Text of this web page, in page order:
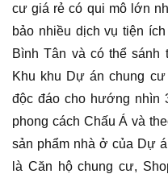
cư giá rẻ có qui mô lớn
bảo nhiều dịch vụ tiện
Bình Tân và có thể sánh
Khu khu Dự án chung
độc đáo cho hướng nhìn
phong cách Chấu Á và
sản phẩm nhà ở của Dự
là Căn hộ chung cư,